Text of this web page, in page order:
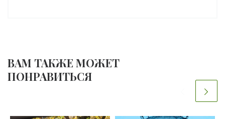
ВАМ ТАКЖЕ МОЖЕТ
ПОНРАВИТЬСЯ